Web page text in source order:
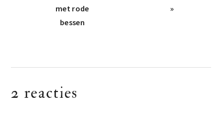
met rode
bessen
»
interacties
2 reacties